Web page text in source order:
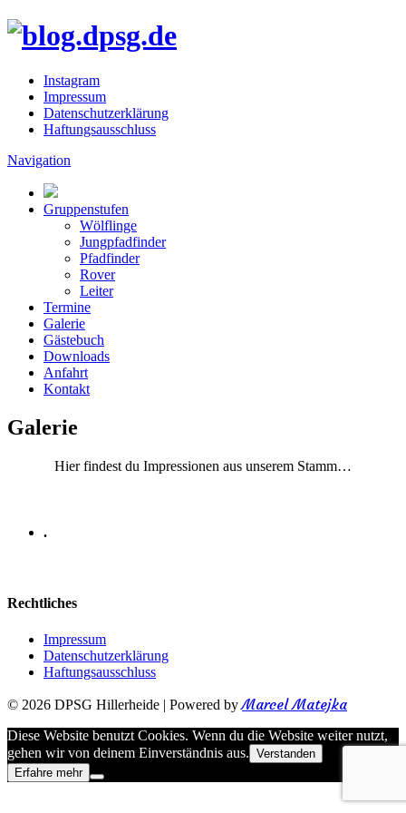
Instagram
Impressum
Datenschutzerklärung
Haftungsausschluss
Navigation
Gruppenstufen
Wölflinge
Jungpfadfinder
Pfadfinder
Rover
Leiter
Termine
Galerie
Gästebuch
Downloads
Anfahrt
Kontakt
Galerie
Hier findest du Impressionen aus unserem Stamm…
.
Rechtliches
Impressum
Datenschutzerklärung
Haftungsausschluss
© 2026 DPSG Hillerheide | Powered byMarcel Matejka
Diese Website benutzt Cookies. Wenn du die Website weiter nutzt,
gehen wir von deinem Einverständnis aus. Verstanden
Erfahre mehr